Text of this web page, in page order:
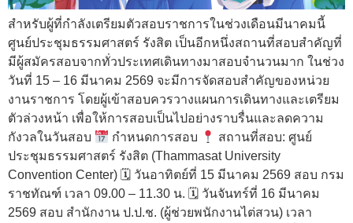
สำหรับผู้ที่กำลังเตรียมตัวสอบราชการในช่วงเดือนมีนาคมนี้
ศูนย์ประชุมธรรมศาสตร์ รังสิต เป็นอีกหนึ่งสถานที่สอบสำคัญที่
มีผู้สมัครสอบจากทั่วประเทศเดินทางมาสอบจำนวนมาก ในช่วง
วันที่ 15 – 16 มีนาคม 2569 จะมีการจัดสอบสำคัญของหน่วย
งานราชการ โดยผู้เข้าสอบควรวางแผนการเดินทางและเตรียม
ตัวล่วงหน้า เพื่อให้การสอบเป็นไปอย่างราบรื่นและลดความ
กังวลในวันสอบ
กำหนดการสอบ
สถานที่สอบ: ศูนย์
ประชุมธรรมศาสตร์ รังสิต (Thammasat University
Convention Center) 🗓 วันอาทิตย์ที่ 15 มีนาคม 2569 สอบ กรม
ราชทัณฑ์ เวลา 09.00 – 11.30 น. 🗓 วันจันทร์ที่ 16 มีนาคม
2569 สอบ สำนักงาน ป.ป.ช. (ผู้ช่วยพนักงานไต่สวน) เวลา